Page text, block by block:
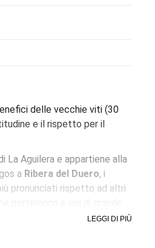
delle vecchie viti (30
e il rispetto per il
La Aguilera e appartiene alla
a Ribera del Duero, i
pronunciati rispetto ad altri
LEGGI DI PIÙ